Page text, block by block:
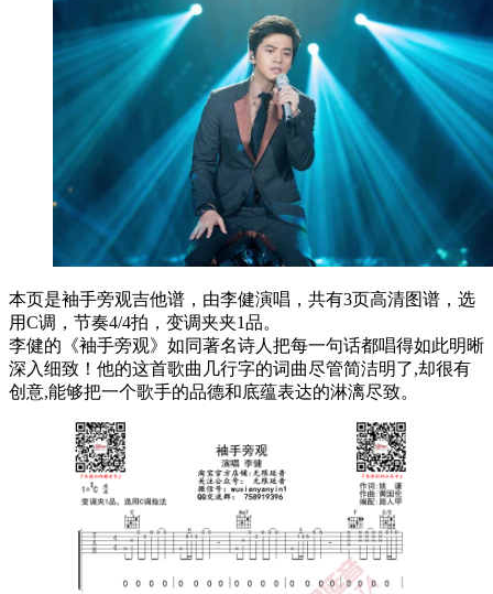
本页是袖手旁观吉他谱，由李健演唱，共有3页高清图谱，选
用C调，节奏4/4拍，变调夹夹1品。
李健的《袖手旁观》如同著名诗人把每一句话都唱得如此明晰
深入细致！他的这首歌曲几行字的词曲尽管简洁明了,却很有
创意,能够把一个歌手的品德和底蕴表达的淋漓尽致。